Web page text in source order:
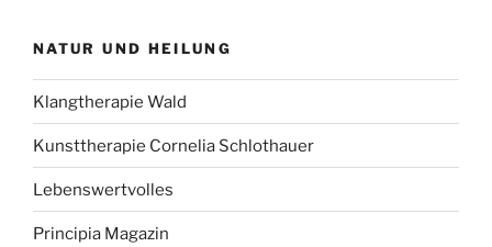
NATUR UND HEILUNG
Klangtherapie Wald
Kunsttherapie Cornelia Schlothauer
Lebenswertvolles
Principia Magazin